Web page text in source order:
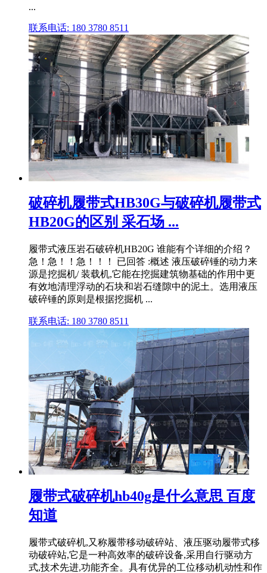
...
联系电话: 180 3780 8511
破碎机履带式HB30G与破碎机履带式
HB20G的区别 采石场 ...
履带式液压岩石破碎机HB20G 谁能有个详细的介绍？
急！急！！急！！！ 已回答 :概述 液压破碎锤的动力来
源是挖掘机/ 装载机,它能在挖掘建筑物基础的作用中更
有效地清理浮动的石块和岩石缝隙中的泥土。选用液压
破碎锤的原则是根据挖掘机 ...
联系电话: 180 3780 8511
履带式破碎机hb40g是什么意思 百度
知道
履带式破碎机,又称履带移动破碎站、液压驱动履带式移
动破碎站,它是一种高效率的破碎设备,采用自行驱动方
式,技术先进,功能齐全。具有优异的工位移动机动性和作